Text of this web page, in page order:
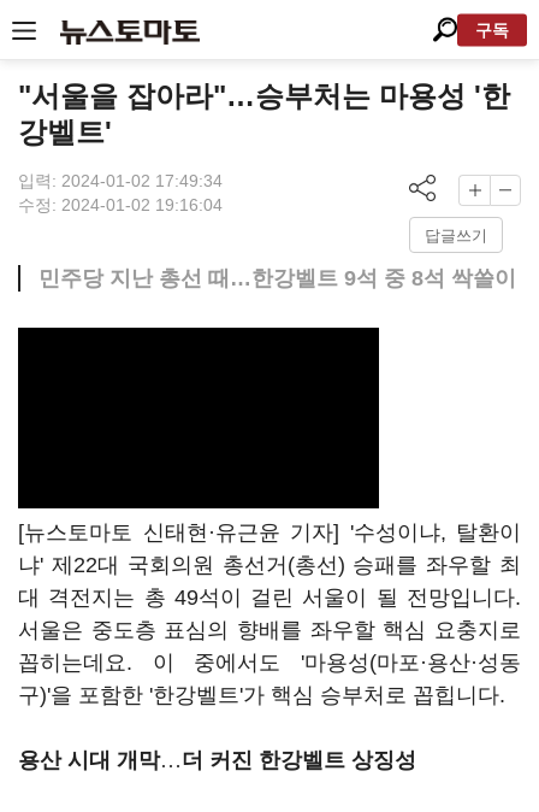
구독
"서울을 잡아라"…승부처는 마용성 '한
강벨트'
입력: 2024-01-02 17:49:34
수정: 2024-01-02 19:16:04
답글쓰기
민주당 지난 총선 때…한강벨트 9석 중 8석 싹쓸이
[뉴스토마토 신태현·유근윤 기자] '수성이냐, 탈환이
냐' 제22대 국회의원 총선거(총선) 승패를 좌우할 최
대 격전지는 총 49석이 걸린 서울이 될 전망입니다.
서울은 중도층 표심의 향배를 좌우할 핵심 요충지로
꼽히는데요. 이 중에서도 '마용성(마포·용산·성동
구)'을 포함한 '한강벨트'가 핵심 승부처로 꼽힙니다.
용산 시대 개막…더 커진 한강벨트 상징성